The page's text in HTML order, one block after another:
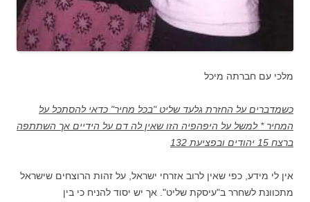
מלכי עם חברתה מיכל
כשמדברים על החזרת גלעד שליט "בכל מחיר" כדאי להסתכל על
המחיר * למשל על היפהפיה הזו שאין לה דם על הידיים אך השתתפה
ברצח 15 יהודים ובפציעת 132
אין לי מידע, כפי שאין לרוב אזרחי ישראל, על זהות הרוצחים שישראל
מתכוונת לשחרר ב"עיסקת שליט". אך יש יסוד להניח כי בין